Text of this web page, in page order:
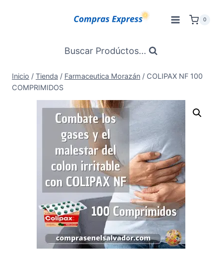
0
Buscar Prodúctos...
Inicio / Tienda / Farmaceutica Morazán / COLIPAX NF 100
COMPRIMIDOS